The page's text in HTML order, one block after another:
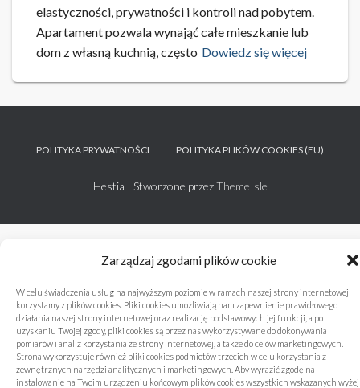
Zarządzaj zgodami plików cookie
W celu świadczenia usług na najwyższym poziomie w ramach naszej strony internetowej
korzystamy z plików cookies. Pliki cookies umożliwiają nam zapewnienie prawidłowego
działania naszej strony internetowej oraz realizację podstawowych jej funkcji, a po
uzyskaniu Twojej zgody, pliki cookies są przez nas wykorzystywane do dokonywania
pomiarów i analiz korzystania ze strony internetowej, a także do celów marketingowych.
Strona wykorzystuje również pliki cookies podmiotów trzecich w celu korzystania z
zewnętrznych narzędzi analitycznych i marketingowych. Aby wyrazić zgodę na
instalowanie na Twoim urządzeniu końcowym plików cookies wszystkich wskazanych wyżej
elastyczności, prywatności i kontroli nad pobytem.
Apartament pozwala wynająć całe mieszkanie lub
dom z własną kuchnią, często Dowiedz się więcej
POLITYKA PRYWATNOŚCI POLITYKA PLIKÓW COOKIES (EU)
Hestia | Stworzone przezThemeIsle